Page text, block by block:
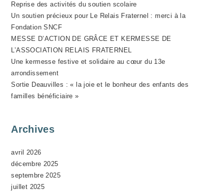
É
V
È
N
E
M
E
N
Reprise des activités du soutien scolaire
Un soutien précieux pour Le Relais Fraternel : merci à la
Fondation SNCF
MESSE D’ACTION DE GRÂCE ET KERMESSE DE
L’ASSOCIATION RELAIS FRATERNEL
Une kermesse festive et solidaire au cœur du 13e
arrondissement
Sortie Deauvilles : « la joie et le bonheur des enfants des
familles bénéficiaire »
Archives
avril 2026
décembre 2025
septembre 2025
juillet 2025